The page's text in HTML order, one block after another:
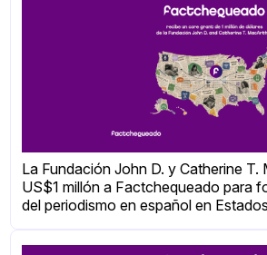
La Fundación John D. y Catherine
US$1 millón a Factchequeado para
del periodismo en español en